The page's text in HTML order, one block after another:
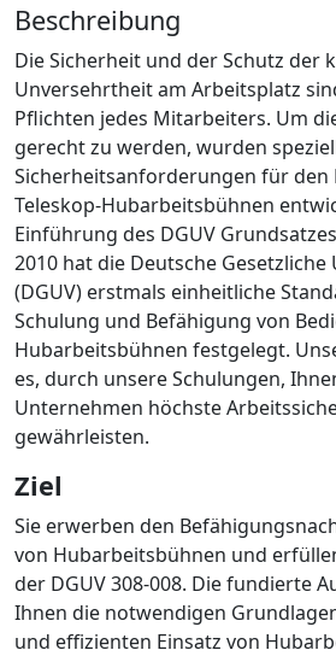
Beschreibung
Die Sicherheit und der Schutz der
Unversehrtheit am Arbeitsplatz
Pflichten jedes Mitarbeiters. Um
gerecht zu werden, wurden
Sicherheitsanforderungen für den
Teleskop-Hubarbeitsbühnen
Einführung des DGUV
2010 hat die Deutsche
(DGUV) erstmals einheitliche
Schulung und Befähigung von
Hubarbeitsbühnen festgelegt.
es, durch unsere Schulungen,
Unternehmen höchste
gewährleisten.
Ziel
Sie erwerben den
von Hubarbeitsbühnen und
der DGUV 308-008. Die fundierte
Ihnen die notwendigen
und effizienten Einsatz von